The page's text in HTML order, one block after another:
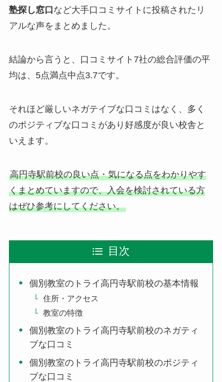
塾探し窓口 など大手口コミサイトに投稿されたリ
アルな声をまとめました。
結論から言うと、口コミサイト7社の総合評価の平
均は、5点満点中点3.7です。
それほど厳しいネガテイブな口コミはなく、多く
のポジティブな口コミがあり好感度が良い校舎と
いえます。
高円寺駅前校の良い点・気になる点をわかりやす
くまとめていますので、入会を検討されている方
はぜひ参考にしてください。
目次
個別教室のトライ高円寺駅前校の基本情報
住所・アクセス
教室の特徴
個別教室のトライ高円寺駅前校のネガティ
ブな口コミ
個別教室のトライ高円寺駅前校のポジティ
ブな口コミ